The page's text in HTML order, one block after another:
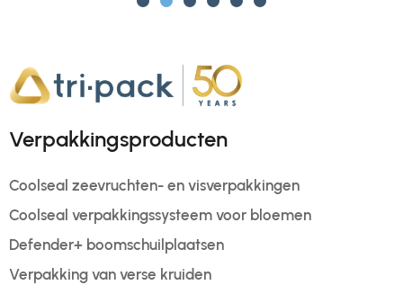
Verpakkingsproducten
Coolseal zeevruchten- en visverpakkingen
Coolseal verpakkingssysteem voor bloemen
Defender+ boomschuilplaatsen
Verpakking van verse kruiden